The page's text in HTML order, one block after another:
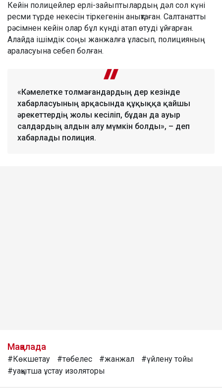
Кейін полицейлер ерлі-зайыптылардың дәл сол күні
ресми түрде некесін тіркегенін анықтаған. Салтанатты
рәсімнен кейін олар бұл күнді атап өтуді ұйғарған.
Алайда ішімдік соңы жанжалға ұласып, полицияның
араласуына себеп болған.
«Кәмелетке толмағандардың дер кезінде
хабарласуының арқасында құқыққа қайшы
әрекеттердің жолы кесіліп, бұдан да ауыр
салдардың алдын алу мүмкін болды», – деп
хабарлады полиция.
Мақалада
#Көкшетау #төбелес #жанжал
#үйлену тойы
#уақытша ұстау изоляторы